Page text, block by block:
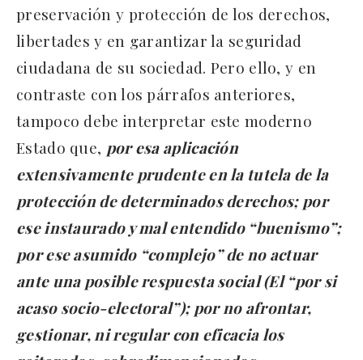
preservación y protección de los derechos,
libertades y en garantizar la seguridad
ciudadana de su sociedad. Pero ello, y en
contraste con los párrafos anteriores,
tampoco debe interpretar este moderno
Estado que, por esa aplicación
extensivamente prudente en la tutela de la
protección de determinados derechos; por
ese instaurado y mal entendido “buenismo”;
por ese asumido “complejo” de no actuar
ante una posible respuesta social (El “por si
acaso socio-electoral”); por no afrontar,
gestionar, ni regular con eficacia los